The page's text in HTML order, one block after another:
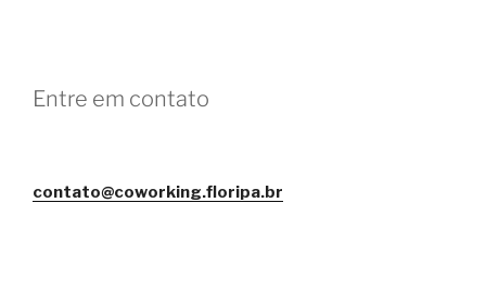
Entre em contato
contato@coworking.floripa.br